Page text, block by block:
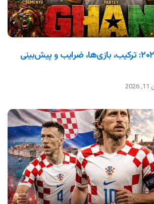
غنا در جام جهانی ۲۰۲۶: ترکیب، بازی‌ها، ضرایب و پیش‌بینی